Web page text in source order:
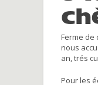
Ferme de
nous
an, trés
Pour les